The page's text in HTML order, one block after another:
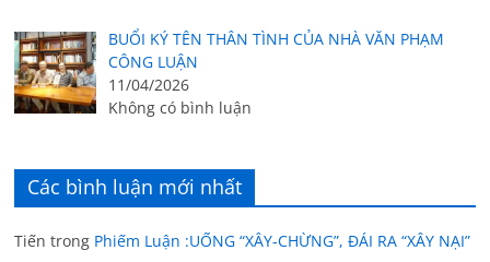
BUỔI KÝ TÊN THÂN TÌNH CỦA NHÀ VĂN PHẠM
CÔNG LUẬN
11/04/2026
Không có bình luận
Các bình luận mới nhất
Tiến trong Phiếm Luận :UỐNG “XÂY-CHỪNG”, ĐÁI RA “XÂY NẠI”